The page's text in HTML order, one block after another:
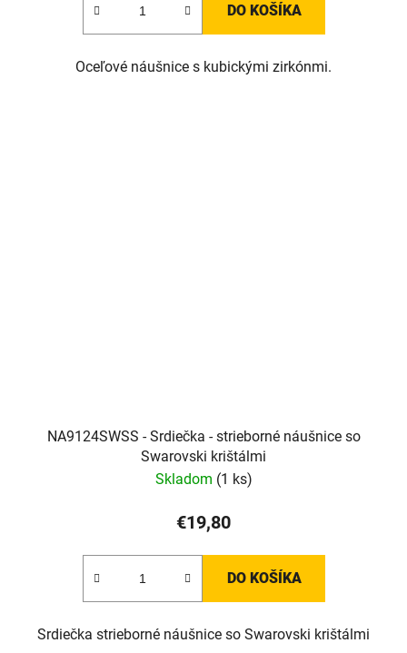
DO KOŠÍKA
Oceľové náušnice s kubickými zirkónmi.
NA9124SWSS - Srdiečka - strieborné náušnice so
Swarovski krištálmi
Skladom (1 ks)
€19,80
DO KOŠÍKA
Srdiečka strieborné náušnice so Swarovski krištálmi